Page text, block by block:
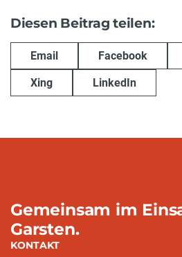
Diesen Beitrag teilen:
Email Facebook
Xing LinkedIn
Gemeinsam im
Garsten.
KONTAKT